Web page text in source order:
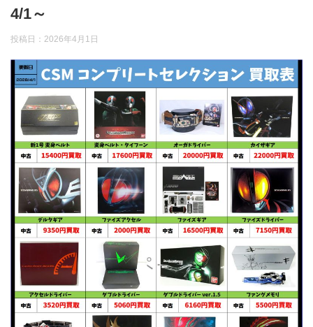
4/1～
投稿日： 2026年4月1日